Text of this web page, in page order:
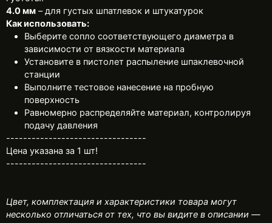
4.0 мм – для густых шпатлевок и штукатурок
Как использовать:
Выберите сопло соответствующего диаметра в
зависимости от вязкости материала
Установите в пистолет распыление шпаклевочной
станции
Выполните тестовое нанесение на пробную
поверхность
Равномерно распределяйте материал, контролируя
подачу давления
---------------------------------
Цена указана за 1 шт!
---------------------------------
Цвет, комплектация и характеристики товара могут
несколько отличаться от тех, что вы видите в описании —